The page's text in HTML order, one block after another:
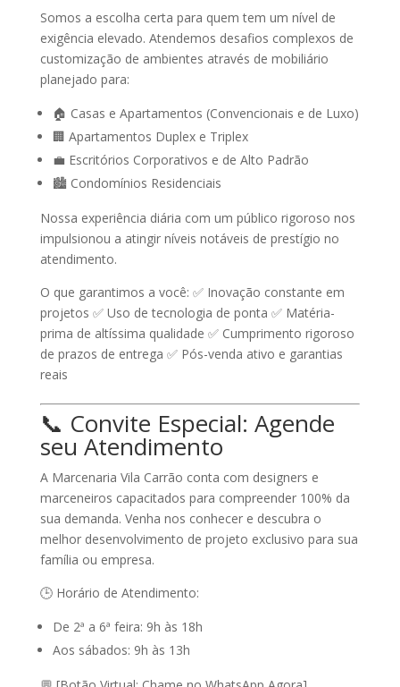
Somos a escolha certa para quem tem um nível de
exigência elevado. Atendemos desafios complexos de
customização de ambientes através de mobiliário
planejado para:
🏠 Casas e Apartamentos (Convencionais e de Luxo)
🏢 Apartamentos Duplex e Triplex
💼 Escritórios Corporativos e de Alto Padrão
🏙️ Condomínios Residenciais
Nossa experiência diária com um público rigoroso nos
impulsionou a atingir níveis notáveis de prestígio no
atendimento.
O que garantimos a você: ✅ Inovação constante em
projetos ✅ Uso de tecnologia de ponta ✅ Matéria-
prima de altíssima qualidade ✅ Cumprimento rigoroso
de prazos de entrega ✅ Pós-venda ativo e garantias
reais
📞 Convite Especial: Agende
seu Atendimento
A Marcenaria Vila Carrão conta com designers e
marceneiros capacitados para compreender 100% da
sua demanda. Venha nos conhecer e descubra o
melhor desenvolvimento de projeto exclusivo para sua
família ou empresa.
🕒 Horário de Atendimento:
De 2ª a 6ª feira: 9h às 18h
Aos sábados: 9h às 13h